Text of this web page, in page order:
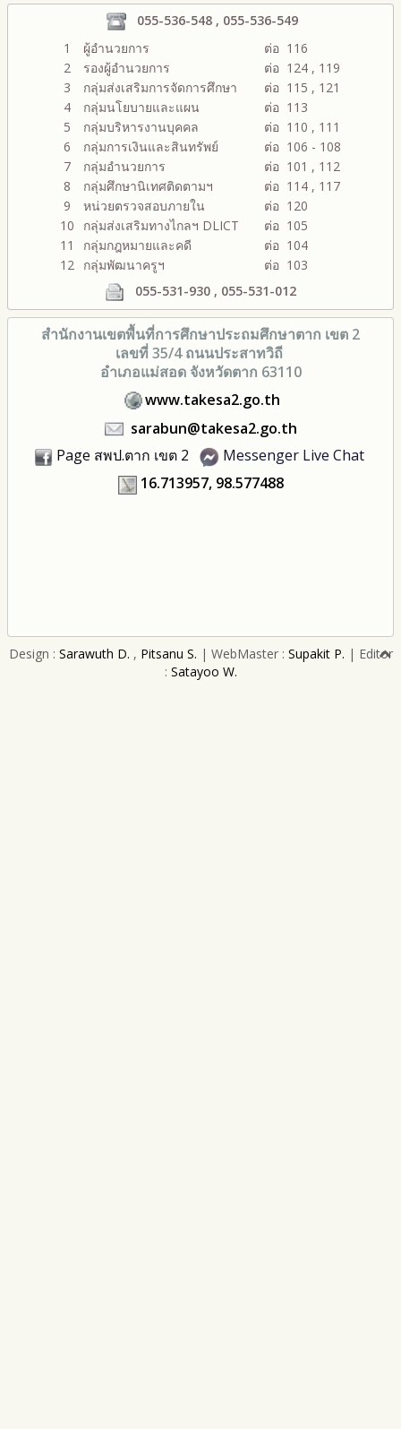
055-536-548 , 055-536-549
1
ผู้อำนวยการ
ต่อ 116
2
รองผู้อำนวยการ
ต่อ 124 , 119
3
กลุ่มส่งเสริมการจัดการศึกษา
ต่อ 115 , 121
4
กลุ่มนโยบายและแผน
ต่อ 113
5
กลุ่มบริหารงานบุคคล
ต่อ 110 , 111
6
กลุ่มการเงินและสินทรัพย์
ต่อ 106 - 108
7
กลุ่มอำนวยการ
ต่อ 101 , 112
8
กลุ่มศึกษานิเทศติดตามฯ
ต่อ 114 , 117
9
หน่วยตรวจสอบภายใน
ต่อ 120
10
กลุ่มส่งเสริมทางไกลฯ DLICT
ต่อ 105
11
กลุ่มกฎหมายและคดี
ต่อ 104
12 กลุ่มพัฒนาครูฯ
ต่อ 103
055-531-930 , 055-531-012
สำนักงานเขตพื้นที่การศึกษาประถมศึกษาตาก เขต 2
เลขที่ 35/4 ถนนประสาทวิถี
อำเภอแม่สอด จังหวัดตาก 63110
www.takesa2.go.th
sarabun@takesa2.go.th
Page สพป.ตาก เขต 2
Messenger Live Chat
16.713957, 98.577488
Design : Sarawuth D. , Pitsanu S. | WebMaster : Supakit P. | Editor
: Satayoo W.